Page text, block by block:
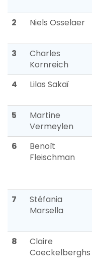
2
Niels Osselaer
3
Charles
Kornreich
4
Lilas Sakaï
5
Martine
Vermeylen
6
Benoît
Fleischman
7
Stéfania
Marsella
8
Claire
Coeckelberghs